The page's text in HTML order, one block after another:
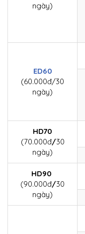
ngày)
ED60
(60.000đ/30
ngày)
HD70
(70.000đ/30
ngày)
HD90
(90.000đ/30
ngày)